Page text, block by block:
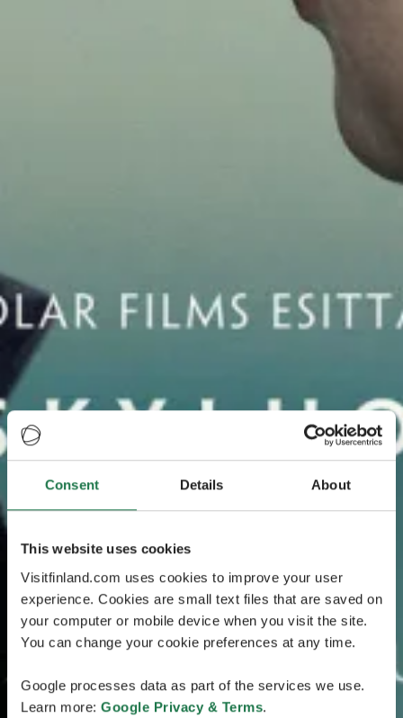
Consent Details About
This website uses cookies
Visitfinland.com uses cookies to improve your user
experience. Cookies are small text files that are saved on
your computer or mobile device when you visit the site.
You can change your cookie preferences at any time.
Google processes data as part of the services we use.
Learn more: Google Privacy & Terms.